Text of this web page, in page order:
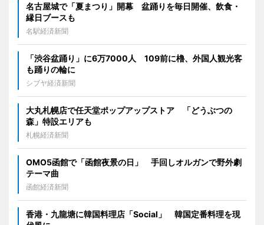
名古屋城で「夏まつり」開幕 盆踊りを毎日開催、飲食・
縁日ブースも
名駅経済新聞
「渋谷盆踊り」に6万7000人 109前に櫓、外国人観光客
も踊りの輪に
シブヤ経済新聞
大丸札幌店で任天堂ポップアップストア 「どうぶつの
森」特設エリアも
札幌経済新聞
OMO5函館で「函館夜景の日」 手回しオルガンで野外劇
テーマ曲
函館経済新聞
香港・九龍塘に韓国料理店「Social」 韓国定番料理を現